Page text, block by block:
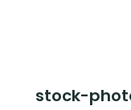
stock-